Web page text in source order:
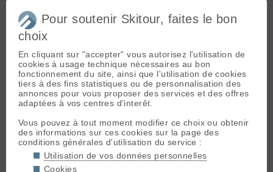
Adula - Grisons
Départ :Cusiè
(1619 m)
Topo associé :
Cima di Piancabella,
Sommet associé :
Cima di Piancabella
(2670 m)
Sortie du
Ajen Zenith
Conditions nivologiques,
accès & météo
Alpes, fort foehn de nord débordant
de la crête frontalière
Grisons/Tessin, résultat temps
couvert contrairement au beau
escompté
Pour soutenir Skitour, faites le bon
choix
En cliquant sur "accepter" vous autorisez l'utilisation de
cookies à usage technique nécessaires au bon
fonctionnement du site, ainsi que l'utilisation de cookies
tiers à des fins statistiques ou de personnalisation des
annonces pour vous proposer des services et des offres
adaptées à vos centres d'interêt.
Vous pouvez à tout moment modifier ce choix ou obtenir
des informations sur ces cookies sur la page des
conditions générales d'utilisation du service :
Utilisation de vos données personnelles
Cookies